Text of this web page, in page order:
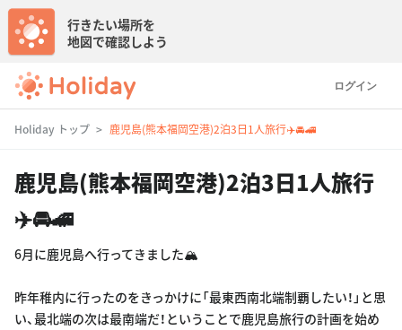
ログイン
行きたい場所を
地図で確認しよう
Holiday トップ 鹿児島(熊本福岡空港)2泊3日1人旅行✈️🚘🚄
鹿児島(熊本福岡空港)2泊3日1人旅行
✈️🚘🚄
6月に鹿児島へ行ってきました🏔️
昨年稚内に行ったのをきっかけに「最東西南北端制覇したい！」と思
い、最北端の次は最南端だ！ということで鹿児島旅行の計画を始め